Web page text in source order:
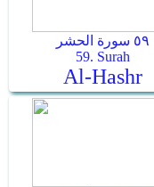
٥٩ سورة الحشر
59. Surah
Al-Hashr